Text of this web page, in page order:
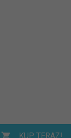
KUP TERAZ!